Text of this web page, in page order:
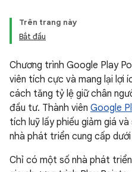
Trên trang này
Bắt đầu
Chương trình Google Play
viên tích cực và mang lại lợi
cách tăng tỷ lệ giữ chân
đầu tư. Thành viên Google
tích luỹ lấy phiếu giảm giá
nhà phát triển cung cấp dưới
Chỉ có một số nhà phát